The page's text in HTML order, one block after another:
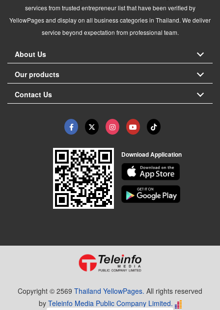
services from trusted entrepreneur list that have been verified by
YellowPages and display on all business categories in Thailand. We deliver
service beyond expectation from professional team.
About Us
Our products
Contact Us
Download Application
Copyright © 2569 Thailand YellowPages. All rights reserved
by Teleinfo Media Public Company Limited.